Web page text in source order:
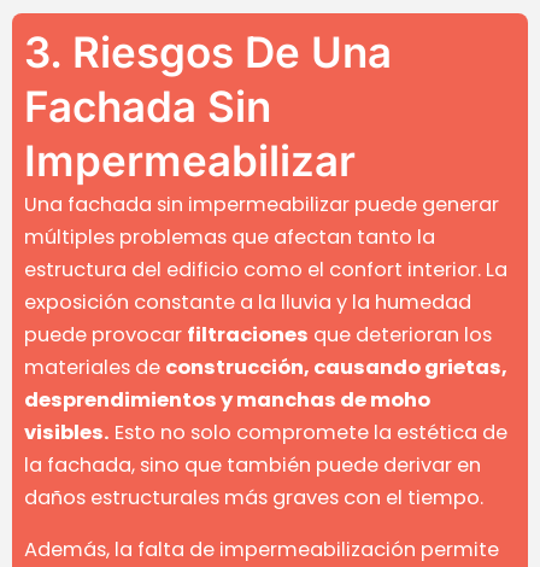
3. Riesgos De Una
Fachada Sin
Impermeabilizar
Una fachada sin impermeabilizar puede generar
múltiples problemas que afectan tanto la
estructura del edificio como el confort interior. La
exposición constante a la lluvia y la humedad
puede provocar filtraciones que deterioran los
materiales de construcción, causando grietas,
desprendimientos y manchas de moho
visibles. Esto no solo compromete la estética de
la fachada, sino que también puede derivar en
daños estructurales más graves con el tiempo.
Además, la falta de impermeabilización permite